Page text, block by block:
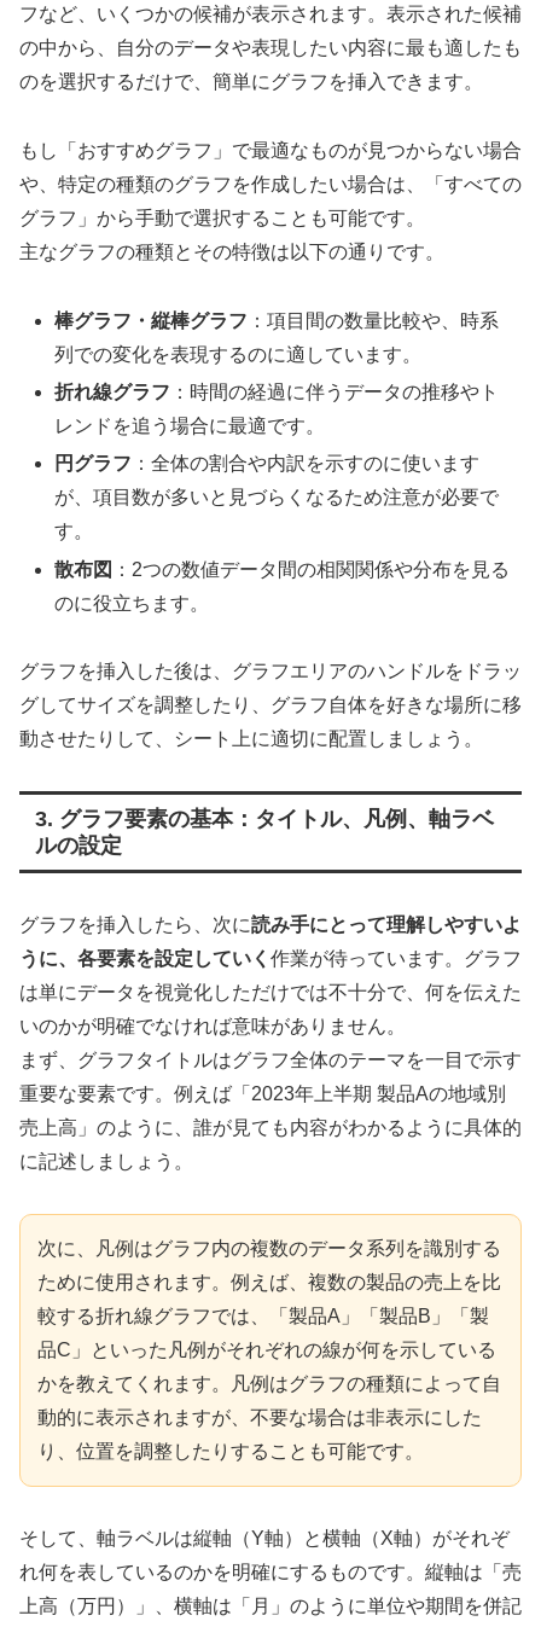
フなど、いくつかの候補が表示されます。表示された候補
の中から、自分のデータや表現したい内容に最も適したも
のを選択するだけで、簡単にグラフを挿入できます。
もし「おすすめグラフ」で最適なものが見つからない場合
や、特定の種類のグラフを作成したい場合は、「すべての
グラフ」から手動で選択することも可能です。
主なグラフの種類とその特徴は以下の通りです。
棒グラフ・縦棒グラフ ：項目間の数量比較や、時系
列での変化を表現するのに適しています。
折れ線グラフ ：時間の経過に伴うデータの推移やト
レンドを追う場合に最適です。
円グラフ ：全体の割合や内訳を示すのに使います
が、項目数が多いと見づらくなるため注意が必要で
す。
散布図 ：2つの数値データ間の相関関係や分布を見る
のに役立ちます。
グラフを挿入した後は、グラフエリアのハンドルをドラッ
グしてサイズを調整したり、グラフ自体を好きな場所に移
動させたりして、シート上に適切に配置しましょう。
3. グラフ要素の基本：タイトル、凡例、軸ラベ
ルの設定
グラフを挿入したら、次に読み手にとって理解しやすいよ
うに、各要素を設定していく 作業が待っています。グラフ
は単にデータを視覚化しただけでは不十分で、何を伝えた
いのかが明確でなければ意味がありません。
まず、グラフタイトルはグラフ全体のテーマを一目で示す
重要な要素です。例えば「2023年上半期 製品Aの地域別
売上高」のように、誰が見ても内容がわかるように具体的
に記述しましょう。
次に、凡例はグラフ内の複数のデータ系列を識別する
ために使用されます。例えば、複数の製品の売上を比
較する折れ線グラフでは、「製品A」「製品B」「製
品C」といった凡例がそれぞれの線が何を示している
かを教えてくれます。凡例はグラフの種類によって自
動的に表示されますが、不要な場合は非表示にした
り、位置を調整したりすることも可能です。
そして、軸ラベルは縦軸（Y軸）と横軸（X軸）がそれぞ
れ何を表しているのかを明確にするものです。縦軸は「売
上高（万円）」、横軸は「月」のように単位や期間を併記